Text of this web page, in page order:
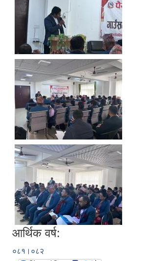
आर्थिक वर्ष:
०८१।०८२